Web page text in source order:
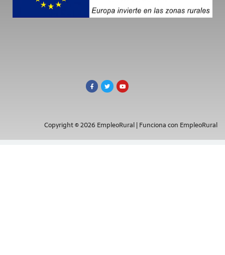
Copyright © 2026 EmpleoRural | Funciona con EmpleoRural